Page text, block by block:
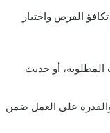
الفرص واختيار
أو حديث
والقدرة على العمل ضمن